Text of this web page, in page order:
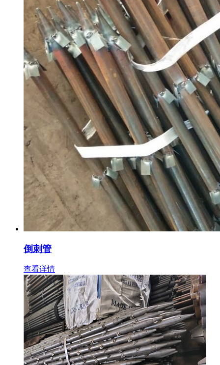
倒刺管
查看详情